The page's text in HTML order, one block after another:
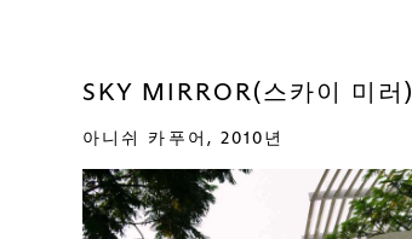
SKY MIRROR(스카이 미러)
아니쉬 카푸어, 2010년